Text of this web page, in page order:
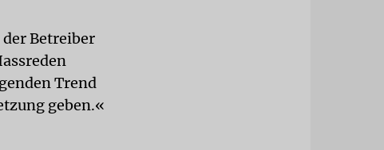
Betreiber
Trend
geben.«